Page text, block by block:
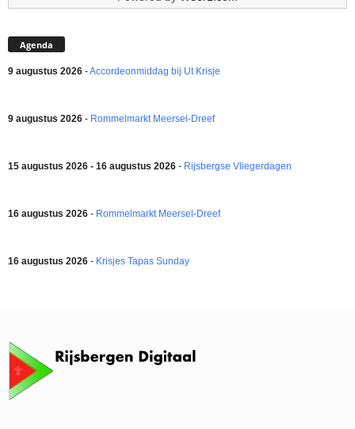
Agenda
9 augustus 2026 -Accordeonmiddag bij Ut Krisje
9 augustus 2026 - Rommelmarkt Meersel-Dreef
15 augustus 2026 - 16 augustus 2026 - Rijsbergse Vliegerdagen
16 augustus 2026 - Rommelmarkt Meersel-Dreef
16 augustus 2026 - Krisjes Tapas Sunday